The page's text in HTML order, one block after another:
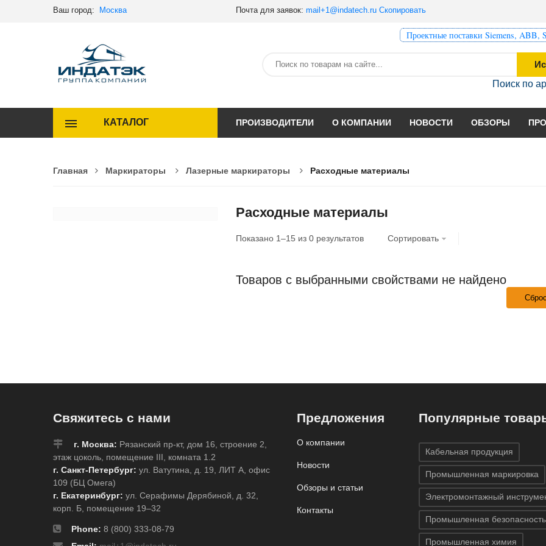
Ваш город: Москва Почта для заявок: mail+1@indatech.ru Скопировать
Проектные поставки Siemens, ABB,
Поиск по
КАТАЛОГ ПРОИЗВОДИТЕЛИ О КОМПАНИИ НОВОСТИ ОБЗОРЫ
Главная Маркираторы Лазерные маркираторы Расходные материалы
Расходные материалы
Показано 1–15 из 0 результатов Сортировать
Товаров с выбранными свойствами не найдено
Свяжитесь с нами
г. Москва: Рязанский пр-кт, дом 16, строение 2,
этаж цоколь, помещение III, комната 1.2
г. Санкт-Петербург: ул. Ватутина, д. 19, ЛИТ А, офис
109 (БЦ Омега)
г. Екатеринбург: ул. Серафимы Дерябиной, д. 32,
корп. Б, помещение 19–32
Phone: 8 (800) 333-08-79
Предложения
О компании
Новости
Обзоры и статьи
Контакты
Популярные
Кабельная продукция
Промышленная маркировка
Электромонтажный
Промышленная безопасность
Промышленная химия